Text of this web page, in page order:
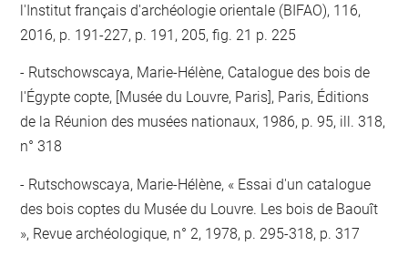
l'Institut français d'archéologie orientale (BIFAO), 116,
2016, p. 191-227, p. 191, 205, fig. 21 p. 225
Rutschowscaya, Marie-Hélène, Catalogue des bois de
l'Égypte copte, [Musée du Louvre, Paris], Paris, Éditions
de la Réunion des musées nationaux, 1986, p. 95, ill. 318,
n° 318
Rutschowscaya, Marie-Hélène, « Essai d'un catalogue
des bois coptes du Musée du Louvre. Les bois de Baouît
», Revue archéologique, n° 2, 1978, p. 295-318, p. 317